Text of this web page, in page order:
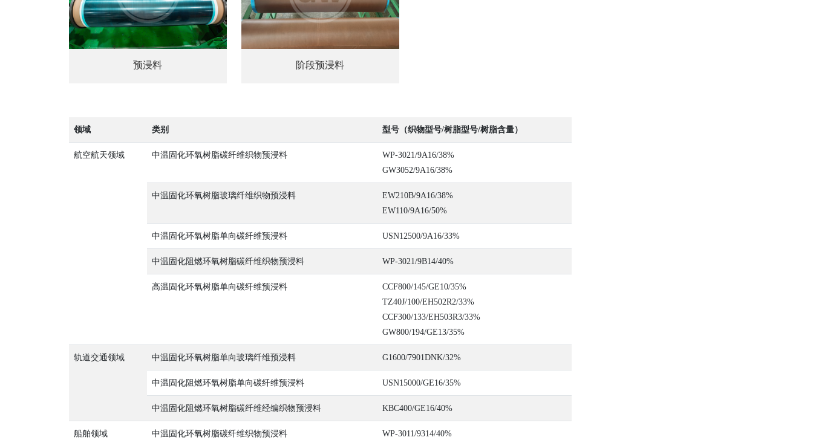
预浸料 阶段预浸料
领域 类别 型号（织物型号/树脂型号/树脂含量）
航空航天领域 中温固化环氧树脂碳纤维织物预浸料
WP-3021/9A16/38%
GW3052/9A16/38%
中温固化环氧树脂玻璃纤维织物预浸料
EW210B/9A16/38%
EW110/9A16/50%
中温固化环氧树脂单向碳纤维预浸料 USN12500/9A16/33%
中温固化阻燃环氧树脂碳纤维织物预浸料 WP-3021/9B14/40%
高温固化环氧树脂单向碳纤维预浸料
CCF800/145/GE10/35%
TZ40J/100/EH502R2/33%
CCF300/133/EH503R3/33%
GW800/194/GE13/35%
轨道交通领域 中温固化环氧树脂单向玻璃纤维预浸料 G1600/7901DNK/32%
中温固化阻燃环氧树脂单向碳纤维预浸料 USN15000/GE16/35%
中温固化阻燃环氧树脂碳纤维经编织物预浸料 KBC400/GE16/40%
船舶领域 中温固化环氧树脂碳纤维织物预浸料
WP-3011/9314/40%